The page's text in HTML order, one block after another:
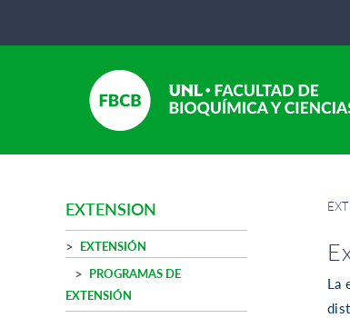
EXTENSION
EXTENSIÓN
PROGRAMAS DE
EXTENSIÓN
La